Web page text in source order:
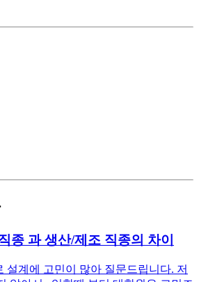
종 과 생산/제조 직종의 차이
설계에 고민이 많아 질문드립니다. 저